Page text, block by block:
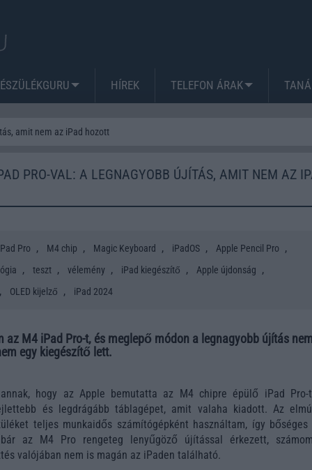
HÍREK TELEFON ÁRAK
amit nem az iPad hozott
PRO-VAL: A LEGNAGYOBB ÚJÍTÁS, AMIT NEM AZ
Pro , M4 chip , Magic Keyboard , iPadOS , Apple Pencil Pro ,
, teszt , vélemény , iPad kiegészítő , Apple újdonság ,
, OLED kijelző , iPad 2024
az M4 iPad Pro-t, és meglepő módon a legnagyobb újítás
egy kiegészítő lett.
hogy az Apple bemutatta az M4 chipre épülő iPad
és legdrágább táblagépet, amit valaha kiadott. Az
teljes munkaidős számítógépként használtam, így bőséges
az M4 Pro rengeteg lenyűgöző újítással érkezett,
valójában nem is magán az iPaden található.